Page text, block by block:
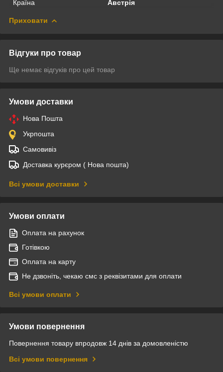
Країна Австрія
Приховати
Відгуки про товар
Ще немає відгуків про цей товар
Умови доставки
Нова Пошта
Укрпошта
Самовивіз
Доставка курєром ( Нова пошта)
Всі умови доставки
Умови оплати
Оплата на рахунок
Готівкою
Оплата на карту
Не дзвоніть, чекаю смс з реквізитами для оплати
Всі умови оплати
Умови повернення
Повернення товару впродовж 14 днів за домовленістю
Всі умови повернення